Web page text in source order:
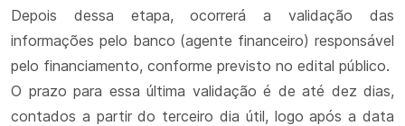
Depois dessa etapa, ocorrerá a validação das
informações pelo banco (agente financeiro) responsável
pelo financiamento, conforme previsto no edital público.
O prazo para essa última validação é de até dez dias,
contados a partir do terceiro dia útil, logo após a data